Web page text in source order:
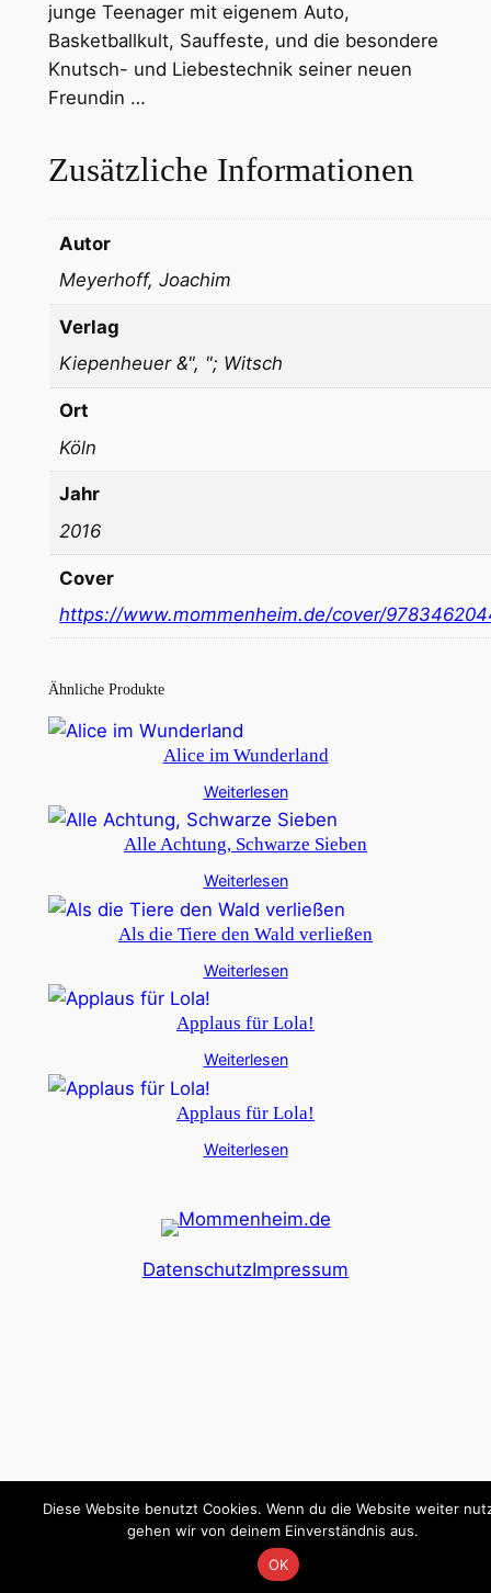
junge Teenager mit eigenem Auto,
Basketballkult, Sauffeste, und die besondere
Knutsch- und Liebestechnik seiner neuen
Freundin …
Zusätzliche Informationen
Autor
Meyerhoff, Joachim
Verlag
Kiepenheuer &", "; Witsch
Ort
Köln
Jahr
2016
Cover
https://www.mommenheim.de/cover/
Ähnliche Produkte
Alice im Wunderland
Weiterlesen
Alle Achtung, Schwarze Sieben
Weiterlesen
Als die Tiere den Wald verließen
Weiterlesen
Applaus für Lola!
Weiterlesen
Applaus für Lola!
Weiterlesen
DatenschutzImpressum
Diese Website benutzt Cookies. Wenn du die Website weiter
gehen wir von deinem Einverständnis aus.
OK